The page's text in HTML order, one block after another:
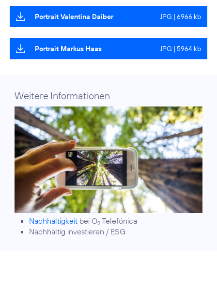
Portrait Valentina Daiber JPG | 6966 kb
Portrait Markus Haas JPG | 5964 kb
Weitere Informationen
Nachhaltigkeit bei O2 Telefónica
Nachhaltig investieren / ESG